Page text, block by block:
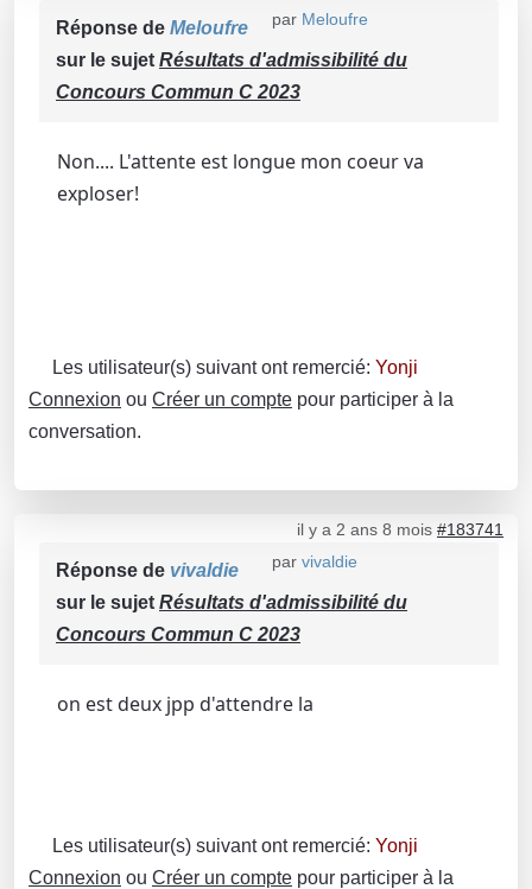
par Meloufre
Réponse de Meloufre
sur le sujet Résultats d'admissibilité du
Concours Commun C 2023
Non.... L'attente est longue mon coeur va
exploser!
Les utilisateur(s) suivant ont remercié: Yonji
Connexion ou Créer un compte pour participer à la
conversation.
il y a 2 ans 8 mois #183741
par vivaldie
Réponse de vivaldie
sur le sujet Résultats d'admissibilité du
Concours Commun C 2023
on est deux jpp d'attendre la
Les utilisateur(s) suivant ont remercié: Yonji
Connexion ou Créer un compte pour participer à la